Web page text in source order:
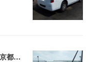
福祉車両 継続車検 セレナリフト 東京都W様、ご依頼事例(2026.07.28)